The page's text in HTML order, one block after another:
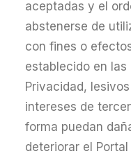
aceptadas y el
abstenerse de
con fines o
establecido en
Privacidad,
intereses de
forma puedan
deteriorar el